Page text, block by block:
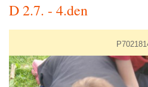
D 2.7. - 4.den